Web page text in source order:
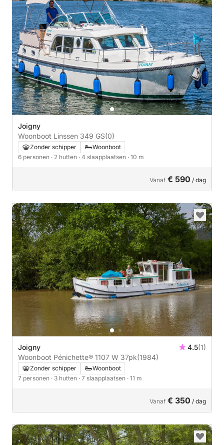
Joigny
Woonboot Linssen 349 GS(0)
Zonder schipper
Woonboot
6 personen · 2 hutten · 4 slaapplaatsen · 10 m
Vanaf € 590 / dag
Joigny 4.5(1)
Woonboot Pénichette® 1107 W 37pk(1984)
Zonder schipper
Woonboot
7 personen · 3 hutten · 7 slaapplaatsen · 11 m
Vanaf € 350 / dag